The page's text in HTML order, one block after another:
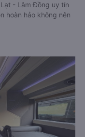
- Lâm Đồng uy tín
hoàn hảo không nên